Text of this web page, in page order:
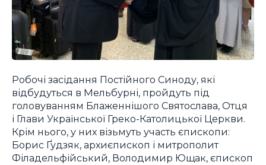
Робочі засідання Постійного Синоду, які
відбудуться в Мельбурні, пройдуть під
головуванням Блаженнішого Святослава, Отця
і Глави Української Греко-Католицької Церкви.
Крім нього, у них візьмуть участь єпископи:
Борис Ґудзяк, архиєпископ і митрополит
Філадельфійський, Володимир Ющак, єпископ